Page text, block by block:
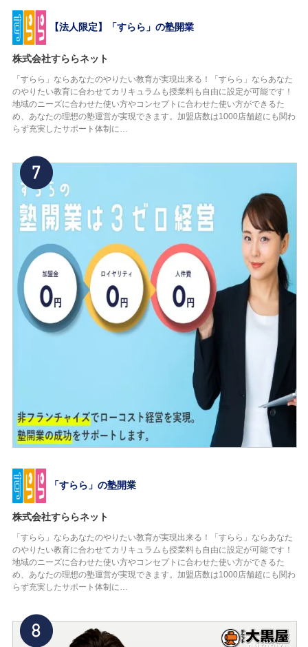
【法人限定】「すらら」の塾開業
株式会社すららネット
「すらら」ならあなたのやりたい教育が実現出来る！「すらら」ならあなた
のやりたい教育に合わせてカリキュラムも授業料も自由に設定が可能です！
地域のニーズに合わせた使い方やコンセプトに合わせた使い方ができるた
め、あなたの理想の塾運営が実現できます。加盟店数は1000店舗超にも関わ
らず充実したサポート体制に…
「すらら」の塾開業
株式会社すららネット
「すらら」ならあなたのやりたい教育が実現出来る！「すらら」ならあなた
のやりたい教育に合わせてカリキュラムも授業料も自由に設定が可能です！
地域のニーズに合わせた使い方やコンセプトに合わせた使い方ができるた
め、あなたの理想の塾運営が実現できます。加盟店数は1000店舗超にも関わ
らず充実したサポート体制に…